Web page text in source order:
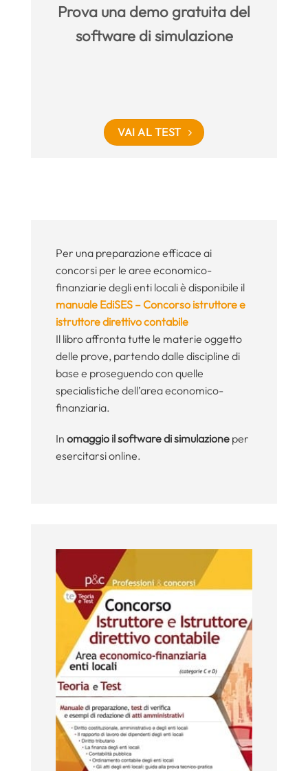
Prova una demo gratuita del
software di simulazione
VAI AL TEST
Per una preparazione efficace ai
concorsi per le aree economico-
finanziarie degli enti locali è disponibile il
manuale EdiSES – Concorso istruttore e
istruttore direttivo contabile
Il libro affronta tutte le materie oggetto
delle prove, partendo dalle discipline di
base e proseguendo con quelle
specialistiche dell’area economico-
finanziaria.
In omaggio il software di simulazioneper
esercitarsi online.